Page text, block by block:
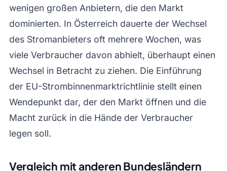
wenigen großen Anbietern, die den Markt
dominierten. In Österreich dauerte der Wechsel
des Stromanbieters oft mehrere Wochen, was
viele Verbraucher davon abhielt, überhaupt einen
Wechsel in Betracht zu ziehen. Die Einführung
der EU-Strombinnenmarktrichtlinie stellt einen
Wendepunkt dar, der den Markt öffnen und die
Macht zurück in die Hände der Verbraucher
legen soll.
Vergleich mit anderen Bundesländern